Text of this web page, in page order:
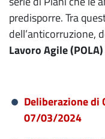
predisporre. Tra
dell’anticorruzione,
Lavoro Agile (POLA)
Deliberazione di
07/03/2024